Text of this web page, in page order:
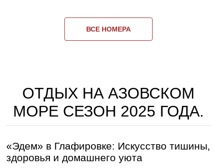
ВСЕ НОМЕРА
ОТДЫХ НА АЗОВСКОМ
МОРЕ СЕЗОН 2025 ГОДА.
«Эдем» в Глафировке: Искусство тишины,
здоровья и домашнего уюта